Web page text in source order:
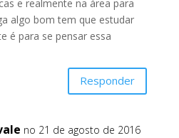
e realmente na área para
algo bom tem que estudar
é para se pensar essa
Responder
no 21 de agosto de 2016